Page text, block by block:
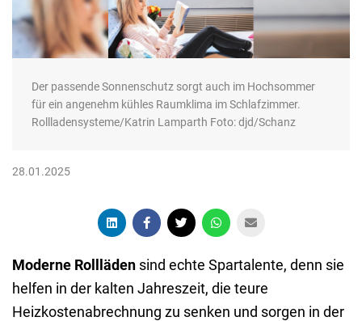
Der passende Sonnenschutz sorgt auch im Hochsommer
für ein angenehm kühles Raumklima im Schlafzimmer.
Rollladensysteme/Katrin Lamparth Foto: djd/Schanz
28.01.2025
Moderne Rollläden sind echte Spartalente, denn sie
helfen in der kalten Jahreszeit, die teure
Heizkostenabrechnung zu senken und sorgen in der